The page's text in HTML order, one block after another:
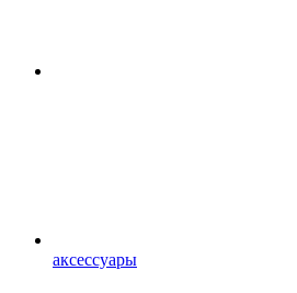
аксессуары